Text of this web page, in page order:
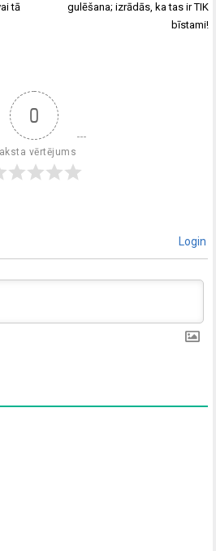
tā
gulēšana; izrādās, ka tas ir TIK
bīstami!
0
vērtējums
Login